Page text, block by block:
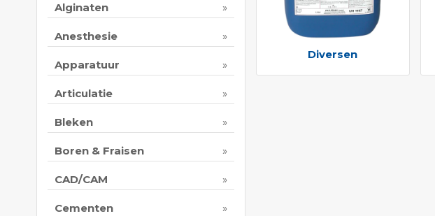
Diversen
Alginaten
Anesthesie
Apparatuur
Articulatie
Bleken
Boren & Fraisen
CAD/CAM
Cementen